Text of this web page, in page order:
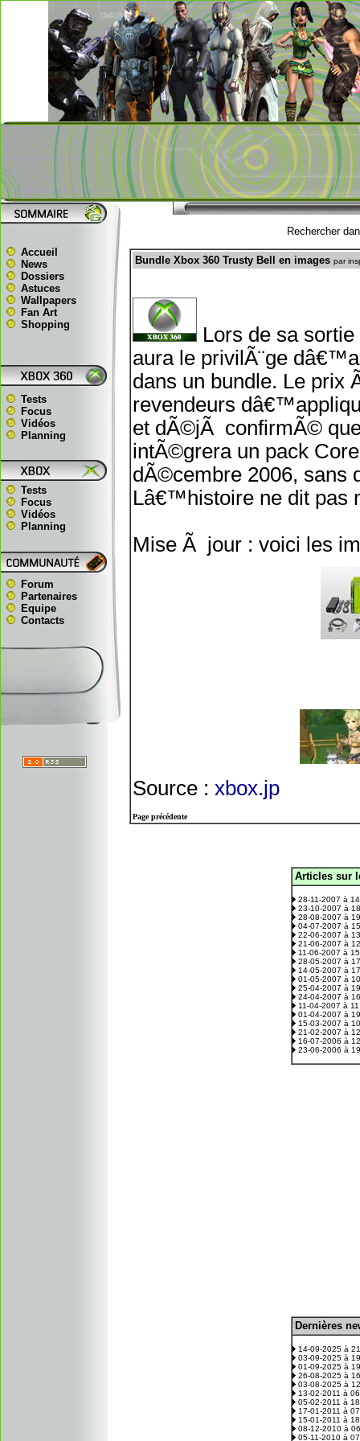
Accueil
News
Dossiers
Astuces
Wallpapers
Fan Art
Shopping
Tests
Focus
Vidéos
Planning
Tests
Focus
Vidéos
Planning
Forum
Partenaires
Equipe
Contacts
Rechercher
Bundle Xbox 360 Trusty Bell en images par
Lors de sa
aura le privilÃ¨ge
dans un bundle. Le prix
revendeurs
et dÃ©jÃ confirmÃ©
intÃ©grera un pack
dÃ©cembre 2006, sans
Lâ€™histoire ne dit pas
Mise Ã jour : voici les
Source : xbox.jp
Page précédente
Articles sur
28-11-2007 à
23-10-2007 à
28-08-2007 à
04-07-2007 à
22-06-2007 à
21-06-2007 à
11-06-2007 à
28-05-2007 à
14-05-2007 à
01-05-2007 à
25-04-2007 à
24-04-2007 à
11-04-2007 à
01-04-2007 à
15-03-2007 à
21-02-2007 à
16-07-2006 à
23-06-2006 à
Dernières
14-09-2025 à
03-09-2025 à
01-09-2025 à
26-08-2025 à
03-08-2025 à
13-02-2011 à
05-02-2011 à
17-01-2011 à
15-01-2011 à
08-12-2010 à
05-11-2010 à